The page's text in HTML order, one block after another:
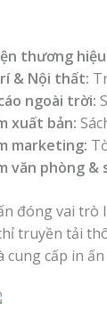
thương hiệu
& Nội thất:
ngoài trời:
xuất bản:
marketing:
văn phòng &
đóng vai trò
truyền tải
cung cấp in